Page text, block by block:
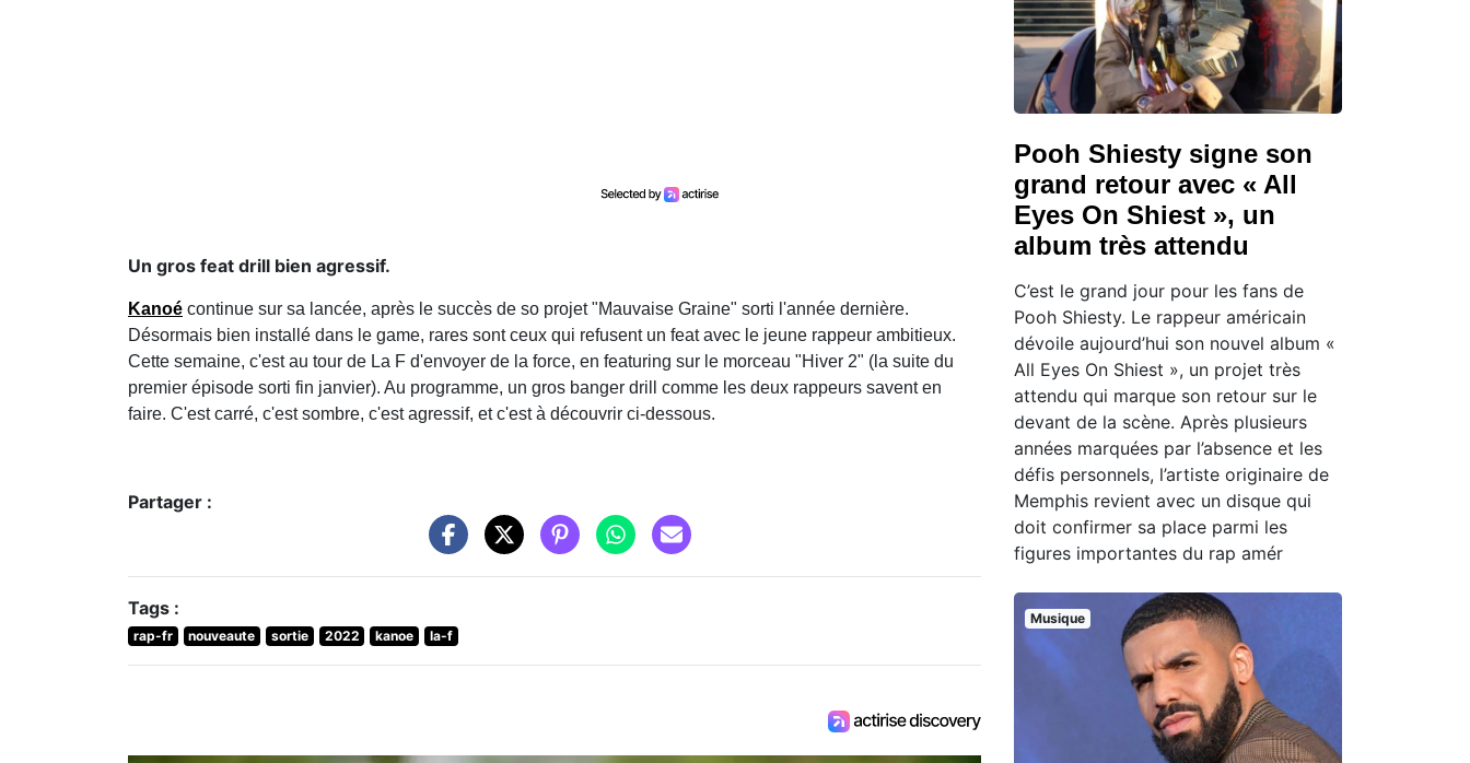
Un gros feat drill bien agressif.
Kanoé continue sur sa lancée, après le succès de so projet "Mauvaise Graine" sorti l'année dernière.
Désormais bien installé dans le game, rares sont ceux qui refusent un feat avec le jeune rappeur ambitieux.
Cette semaine, c'est au tour de La F d'envoyer de la force, en featuring sur le morceau "Hiver 2" (la suite du
premier épisode sorti fin janvier). Au programme, un gros banger drill comme les deux rappeurs savent en
faire. C'est carré, c'est sombre, c'est agressif, et c'est à découvrir ci-dessous.
Partager :
Tags :
rap-fr nouveaute sortie 2022 kanoe la-f
Pooh Shiesty signe son
grand retour avec « All
Eyes On Shiest », un
album très attendu
C’est le grand jour pour les fans de
Pooh Shiesty. Le rappeur américain
dévoile aujourd’hui son nouvel album «
All Eyes On Shiest », un projet très
attendu qui marque son retour sur le
devant de la scène. Après plusieurs
années marquées par l’absence et les
défis personnels, l’artiste originaire de
Memphis revient avec un disque qui
doit confirmer sa place parmi les
figures importantes du rap amér
Musique